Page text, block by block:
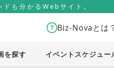
も分かるWebサイト。
Biz-Novaとは
を探す イベントスケジュー